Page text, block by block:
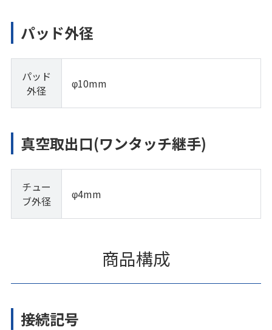
パッド外径
パッド
外径
φ10mm
真空取出口(ワンタッチ継手)
チュー
ブ外径
φ4mm
商品構成
接続記号